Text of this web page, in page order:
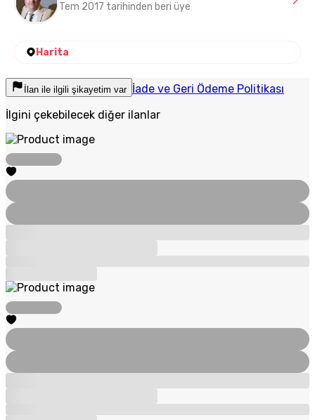
Tem 2017 tarihinden beri üye
Harita
İlan ile ilgili şikayetim var İade ve Geri Ödeme Politikası
İlgini çekebilecek diğer ilanlar